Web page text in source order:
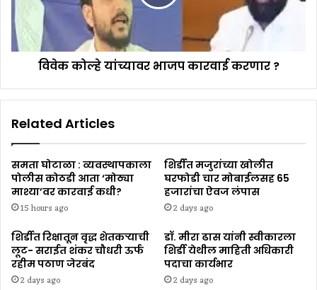
विवेक कोल्हे यांच्यावर भाजप कारवाई करणार ?
Related Articles
समता घोटाळा : व्यवस्थापकाला
पोलीस कोठडी आता ‘मोठ्या
माश्या’वर कारवाई कधी?
15 hours ago
शिर्डीत मजुरांच्या खोलीत
घरफोडी चार मोबाईलसह ₹65
हजारांचा ऐवज लंपास
2 days ago
शिर्डीत रिक्षातून वृद्ध शेतकऱ्याची
लूट- सराईत शंकर चौधरी ऊर्फ
रहीम पठाण जेरबंद
2 days ago
डॉ. मीरा ढास यांनी स्वीकारला
शिर्डी येथील माहिती अधिकारी
पदाचा कार्यभार
2 days ago